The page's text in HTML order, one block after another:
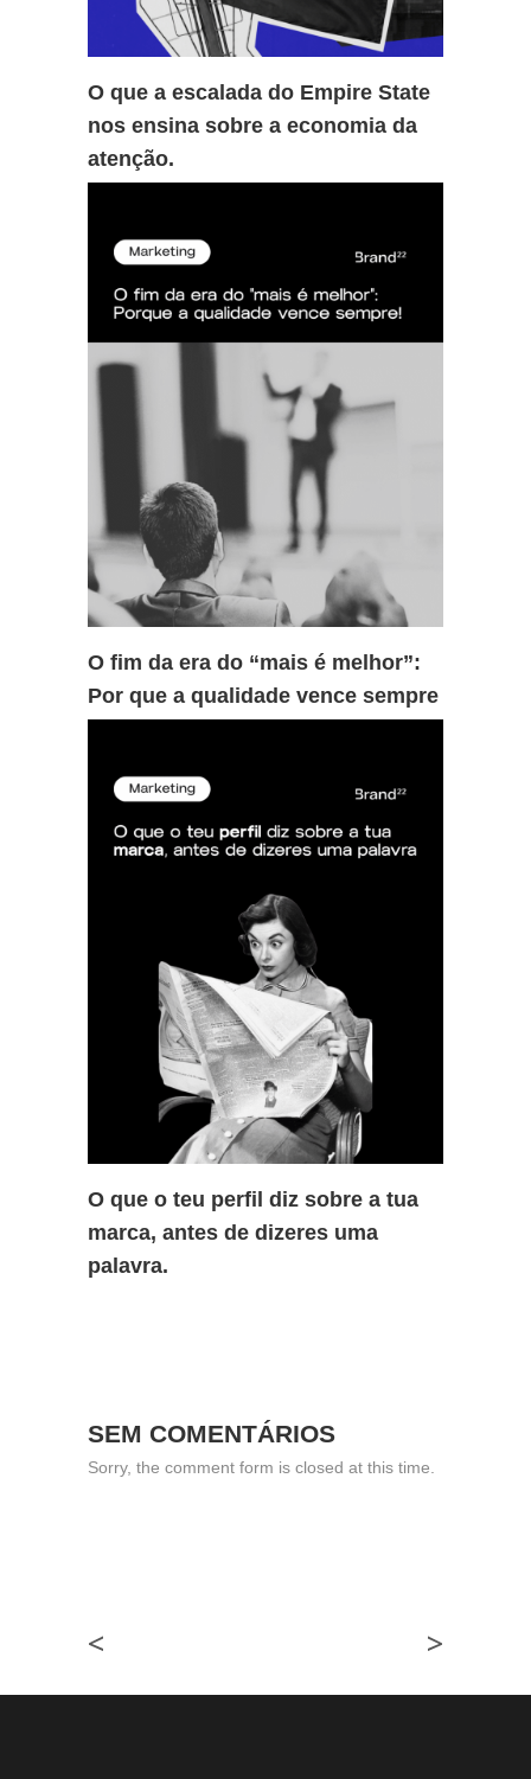
O que a escalada do Empire State
nos ensina sobre a economia da
atenção.
O fim da era do “mais é melhor”:
Por que a qualidade vence sempre
O que o teu perfil diz sobre a tua
marca, antes de dizeres uma
palavra.
SEM COMENTÁRIOS
Sorry, the comment form is closed at this time.
< >